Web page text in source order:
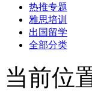
热推专题
雅思培训
出国留学
全部分类
当前位